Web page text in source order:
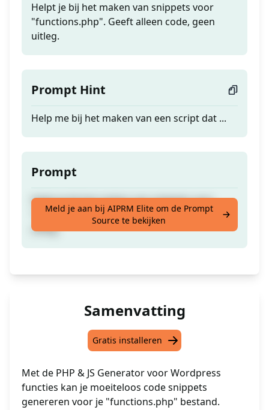
Helpt je bij het maken van snippets voor
"functions.php". Geeft alleen code, geen
uitleg.
Prompt Hint
Help me bij het maken van een script dat ...
Prompt
Helpt je bij het maken van snippets voor
"functions.php". Geeft alleen code, geen
uitleg.
Meld je aan bij AIPRM Elite om de Prompt
Source te bekijken
Samenvatting
Gratis installeren
Met de PHP & JS Generator voor Wordpress
functies kan je moeiteloos code snippets
genereren voor je "functions.php" bestand.